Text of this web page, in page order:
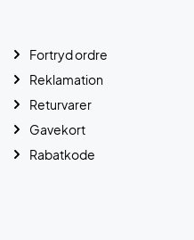
Fortryd ordre
Reklamation
Returvarer
Gavekort
Rabatkode